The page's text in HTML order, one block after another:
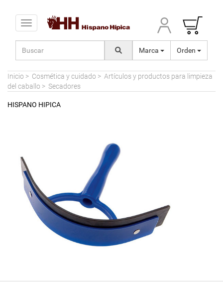
Toggle navigation
Marca Orden
Inicio > Cosmética y cuidado > Artículos y productos para limpieza
del caballo > Secadores
HISPANO HIPICA